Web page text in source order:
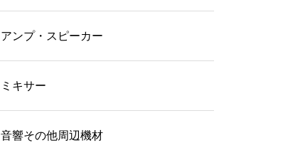
アンプ・スピーカー
ミキサー
音響その他周辺機材